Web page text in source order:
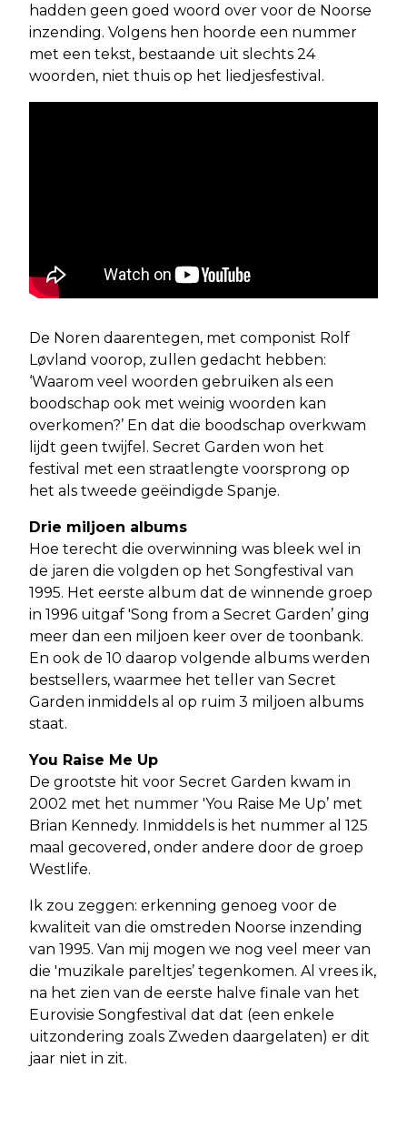
hadden geen goed woord over voor de Noorse
inzending. Volgens hen hoorde een nummer
met een tekst, bestaande uit slechts 24
woorden, niet thuis op het liedjesfestival.
De Noren daarentegen, met componist Rolf
Løvland voorop, zullen gedacht hebben:
‘Waarom veel woorden gebruiken als een
boodschap ook met weinig woorden kan
overkomen?’ En dat die boodschap overkwam
lijdt geen twijfel. Secret Garden won het
festival met een straatlengte voorsprong op
het als tweede geëindigde Spanje.
Drie miljoen albums
Hoe terecht die overwinning was bleek wel in
de jaren die volgden op het Songfestival van
1995. Het eerste album dat de winnende groep
in 1996 uitgaf 'Song from a Secret Garden’ ging
meer dan een miljoen keer over de toonbank.
En ook de 10 daarop volgende albums werden
bestsellers, waarmee het teller van Secret
Garden inmiddels al op ruim 3 miljoen albums
staat.
You Raise Me Up
De grootste hit voor Secret Garden kwam in
2002 met het nummer 'You Raise Me Up’ met
Brian Kennedy. Inmiddels is het nummer al 125
maal gecovered, onder andere door de groep
Westlife.
Ik zou zeggen: erkenning genoeg voor de
kwaliteit van die omstreden Noorse inzending
van 1995. Van mij mogen we nog veel meer van
die 'muzikale pareltjes’ tegenkomen. Al vrees ik,
na het zien van de eerste halve finale van het
Eurovisie Songfestival dat dat (een enkele
uitzondering zoals Zweden daargelaten) er dit
jaar niet in zit.